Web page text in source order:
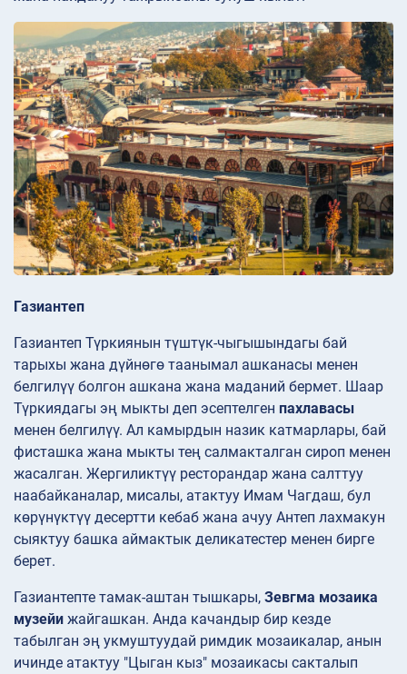
Газиантеп
Газиантеп Түркиянын түштүк-чыгышындагы бай
тарыхы жана дүйнөгө таанымал ашканасы менен
белгилүү болгон ашкана жана маданий бермет. Шаар
Түркиядагы эң мыкты деп эсептелген пахлавасы
менен белгилүү. Ал камырдын назик катмарлары, бай
фисташка жана мыкты тең салмакталган сироп менен
жасалган. Жергиликтүү ресторандар жана салттуу
наабайканалар, мисалы, атактуу Имам Чагдаш, бул
көрүнүктүү десертти кебаб жана ачуу Антеп лахмакун
сыяктуу башка аймактык деликатестер менен бирге
берет.
Газиантепте тамак-аштан тышкары, Зевгма мозаика
музейи жайгашкан. Анда качандыр бир кезде
табылган эң укмуштуудай римдик мозаикалар, анын
ичинде атактуу "Цыган кыз" мозаикасы сакталып